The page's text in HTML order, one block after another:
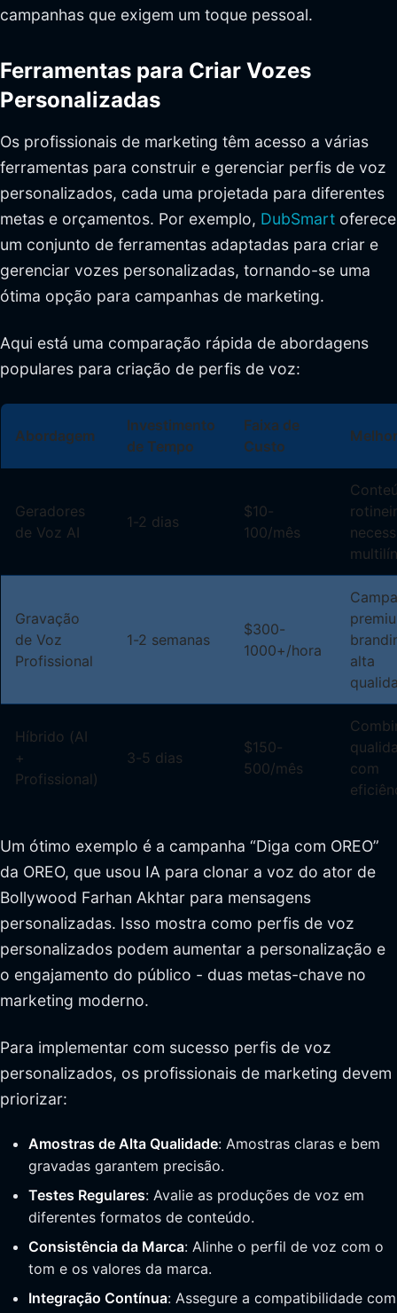
campanhas que exigem um toque pessoal.
Ferramentas para Criar Vozes
Personalizadas
Os profissionais de marketing têm acesso a várias
ferramentas para construir e gerenciar perfis de voz
personalizados, cada uma projetada para diferentes
metas e orçamentos. Por exemplo, DubSmart oferece
um conjunto de ferramentas adaptadas para criar e
gerenciar vozes personalizadas, tornando-se uma
ótima opção para campanhas de marketing.
Aqui está uma comparação rápida de abordagens
populares para criação de perfis de voz:
Abordagem
Investimento
de Tempo
Faixa de
Custo
Geradores
de Voz AI
1-2 dias
$10-
100/mês
Gravação
de Voz
Profissional
1-2 semanas
$300-
1000+/hora
alta
Híbrido (AI
+
Profissional)
3-5 dias
$150-
500/mês
com
Um ótimo exemplo é a campanha “Diga com OREO”
da OREO, que usou IA para clonar a voz do ator de
Bollywood Farhan Akhtar para mensagens
personalizadas. Isso mostra como perfis de voz
personalizados podem aumentar a personalização e
o engajamento do público - duas metas-chave no
marketing moderno.
Para implementar com sucesso perfis de voz
personalizados, os profissionais de marketing devem
priorizar:
Amostras de Alta Qualidade: Amostras claras e bem
gravadas garantem precisão.
Testes Regulares: Avalie as produções de voz em
diferentes formatos de conteúdo.
Consistência da Marca: Alinhe o perfil de voz com o
tom e os valores da marca.
Integração Contínua: Assegure a compatibilidade com